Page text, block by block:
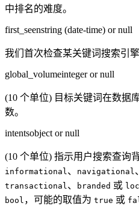
中排名的难度。
first_seenstring (date-time) or null
我们首次检查某关键词搜索引擎
global_volumeinteger or null
(10 个单位) 目标关键词在数据
数。
intentsobject or null
(10 个单位) 指示用户搜索查询
informational、 navigational、
transactional、 branded 或
bool ，可能的取值为 true 或